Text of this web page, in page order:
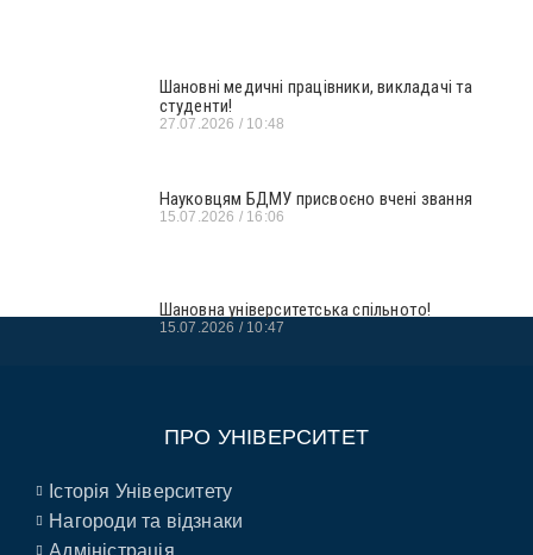
Шановні медичні працівники, викладачі та
студенти!
27.07.2026 10:48
Науковцям БДМУ присвоєно вчені звання
15.07.2026 16:06
Шановна університетська спільното!
15.07.2026 10:47
ПРО УНІВЕРСИТЕТ
Історія Університету
Нагороди та відзнаки
Адміністрація